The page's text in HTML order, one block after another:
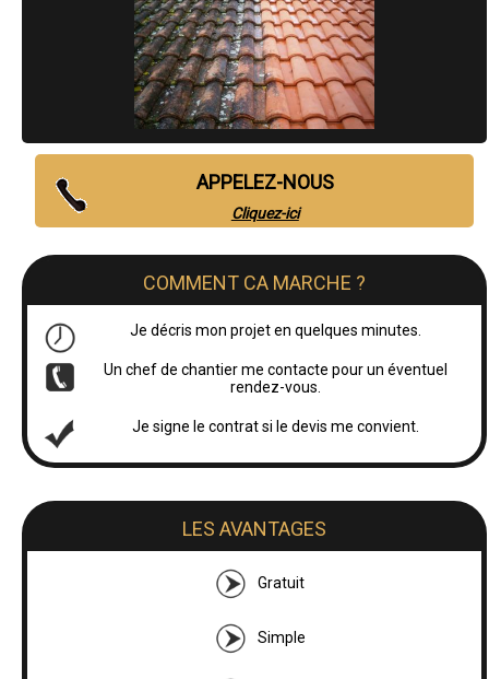
APPELEZ-NOUS
Cliquez-ici
COMMENT CA MARCHE ?
Je décris mon projet en quelques minutes.
Un chef de chantier me contacte pour un éventuel
rendez-vous.
Je signe le contrat si le devis me convient.
LES AVANTAGES
Gratuit
Simple